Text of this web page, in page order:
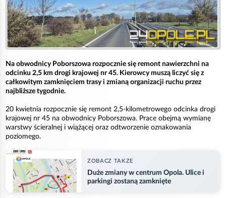
Na obwodnicy Poborszowa rozpocznie się remont nawierzchni na
odcinku 2,5 km drogi krajowej nr 45. Kierowcy muszą liczyć się z
całkowitym zamknięciem trasy i zmianą organizacji ruchu przez
najbliższe tygodnie.
20 kwietnia rozpocznie się remont 2,5-kilometrowego odcinka drogi
krajowej nr 45 na obwodnicy Poborszowa. Prace obejmą wymianę
warstwy ścieralnej i wiążącej oraz odtworzenie oznakowania
poziomego.
ZOBACZ TAKZE
Duże zmiany w centrum Opola. Ulice i
parkingi zostaną zamknięte